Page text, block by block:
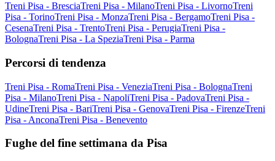
Treni Pisa - BresciaTreni Pisa - MilanoTreni Pisa - LivornoTreni
Pisa - TorinoTreni Pisa - MonzaTreni Pisa - BergamoTreni Pisa -
CesenaTreni Pisa - TrentoTreni Pisa - PerugiaTreni Pisa -
BolognaTreni Pisa - La SpeziaTreni Pisa - Parma
Percorsi di tendenza
Treni Pisa - RomaTreni Pisa - VeneziaTreni Pisa - BolognaTreni
Pisa - MilanoTreni Pisa - NapoliTreni Pisa - PadovaTreni Pisa -
UdineTreni Pisa - BariTreni Pisa - GenovaTreni Pisa - FirenzeTreni
Pisa - AnconaTreni Pisa - Benevento
Fughe del fine settimana da Pisa